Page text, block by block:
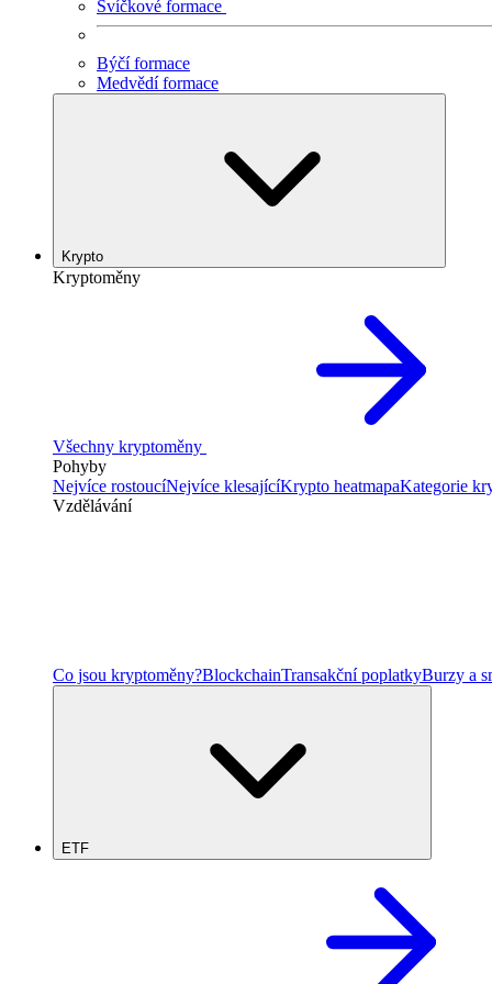
Svíčkové formace
Býčí formace
Medvědí formace
Krypto
Kryptoměny
Všechny kryptoměny
Pohyby
Nejvíce rostoucíNejvíce klesajícíKrypto heatmapaKategorie
Vzdělávání
Co jsou kryptoměny?BlockchainTransakční poplatkyBurzy a
ETF